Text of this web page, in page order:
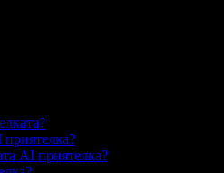
AI приятелка?